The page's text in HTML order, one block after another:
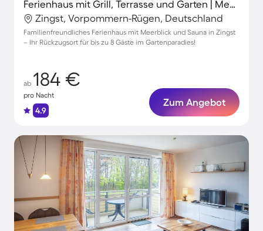
Ferienhaus mit Grill, Terrasse und Garten | Meerblick
Zingst, Vorpommern-Rügen, Deutschland
Familienfreundliches Ferienhaus mit Meerblick und Sauna in Zingst
– Ihr Rückzugsort für bis zu 8 Gäste im Gartenparadies!
ab 184 €
pro Nacht
4.9
Zum Angebot